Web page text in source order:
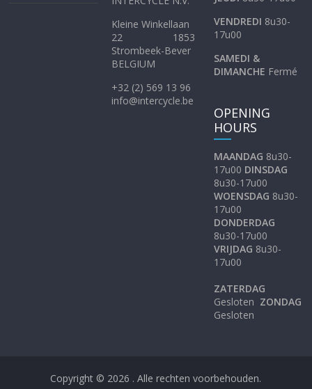
Kleine Winkellaan
22 1853
Strombeek-Bever
BELGIUM
+32 (2) 569 13 96
info@intercycle.be
VENDREDI 8u30-
17u00
SAMEDI &
DIMANCHE Fermé
OPENING
HOURS
MAANDAG 8u30-
17u00 DINSDAG
8u30-17u00
WOENSDAG 8u30-
17u00
DONDERDAG
8u30-17u00
VRIJDAG 8u30-
17u00
ZATERDAG
Gesloten ZONDAG
Gesloten
Copyright © 2026 . Alle rechten voorbehouden.